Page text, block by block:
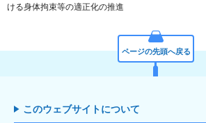
ける身体拘束等の適正化の推進
ページの先頭へ戻る
このウェブサイトについて